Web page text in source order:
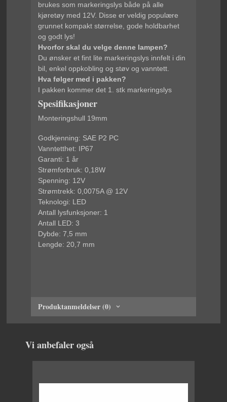
brukes som markeringslys både på alle
kjøretøy med 12V. Disse er veldig populære
grunnet kompakt størrelse, gode holdbarhet
og godt lys!
Hvorfor skal du velge denne lampen?
Du ønsker et fint lite markeringslys innfelt i din
bil, enkel oppkobling og støv og vanntett.
Hva følger med i pakken?
I pakken kommer det 1. stk markeringslys
Spesifikasjoner
Monteringshull 19mm
Godkjenning: SAE P2 PC
Vanntetthet: IP67
Garanti: 1 år
Strømforbruk:0,18W
Spenning: 12V
Strømtrekk:0,0075A @ 12V
Teknologi: LED
Antall lysfunksjoner: 1
Antall LED:3
Dybde:7,5 mm
Lengde: 20,7 mm
Produktanmeldelser (0)
Vi anbefaler også